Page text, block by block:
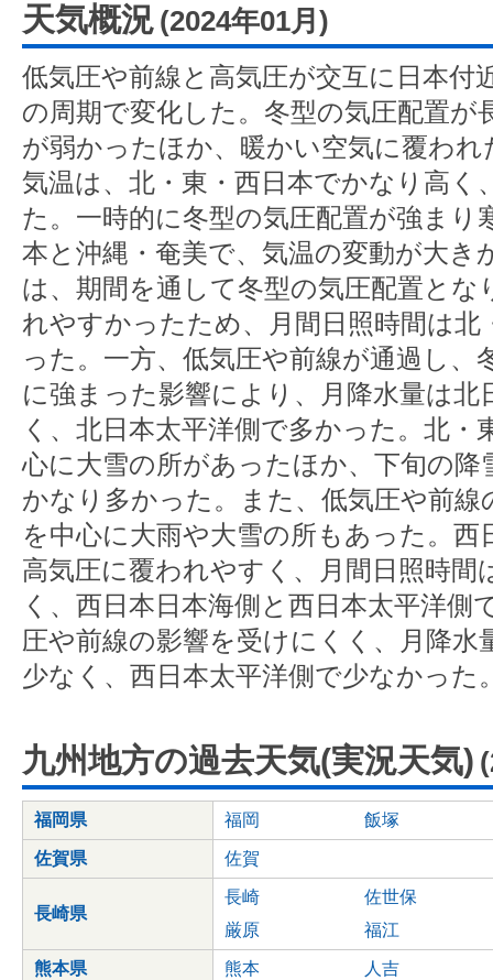
天気概況 (2024年01月)
低気圧や前線と高気圧が交互に日本付
の周期で変化した。冬型の気圧配置が
が弱かったほか、暖かい空気に覆わ
気温は、北・東・西日本でかなり高く
た。一時的に冬型の気圧配置が強まり
本と沖縄・奄美で、気温の変動が大き
は、期間を通して冬型の気圧配置とな
れやすかったため、月間日照時間は北
った。一方、低気圧や前線が通過し、
に強まった影響により、月降水量は北
く、北日本太平洋側で多かった。北・
心に大雪の所があったほか、下旬の降
かなり多かった。また、低気圧や前線
を中心に大雨や大雪の所もあった。西
高気圧に覆われやすく、月間日照時間
く、西日本日本海側と西日本太平洋側
圧や前線の影響を受けにくく、月降水
少なく、西日本太平洋側で少なかった
九州地方の過去天気(実況天気)
福岡県 福岡 飯塚
佐賀県 佐賀
長崎県
長崎
佐世保
厳原
福江
熊本県 熊本 人吉